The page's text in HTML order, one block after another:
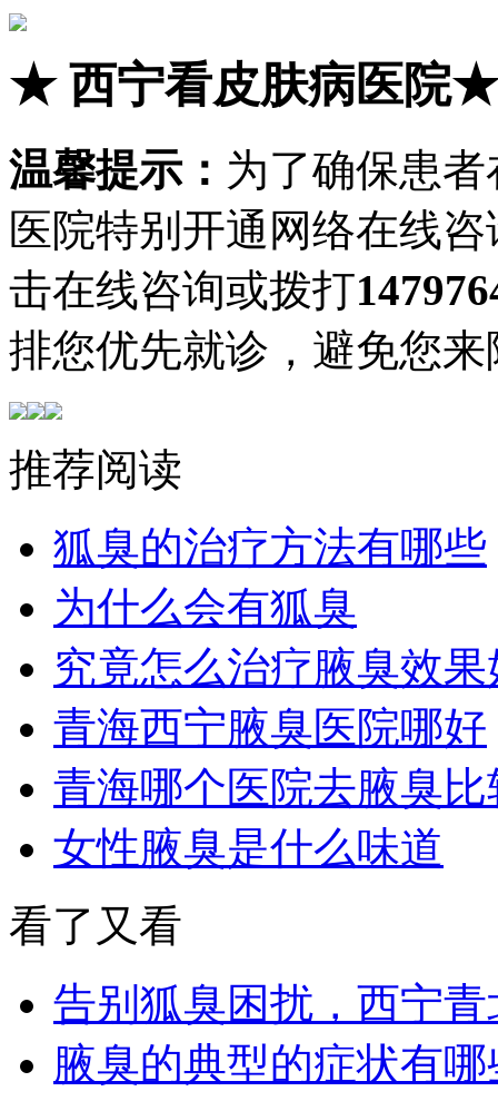
★西宁看皮肤病医院★
温馨提示： 为了确保患
医院特别开通网络在线
击在线咨询或拨打
排您优先就诊，避免您
推荐阅读
狐臭的治疗方法有哪些
为什么会有狐臭
究竟怎么治疗腋臭效果
青海西宁腋臭医院哪好
青海哪个医院去腋臭比
女性腋臭是什么味道
看了又看
告别狐臭困扰，西宁
腋臭的典型的症状有哪